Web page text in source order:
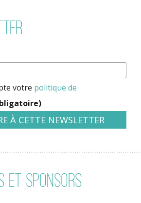
votre politique de
et sponsors